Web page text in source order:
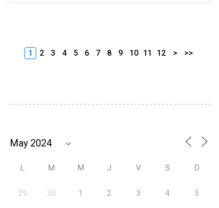
1 2 3 4 5 6 7 8 9 10 11 12 > >>
L M M J V S D
29 30 1 2 3 4 5